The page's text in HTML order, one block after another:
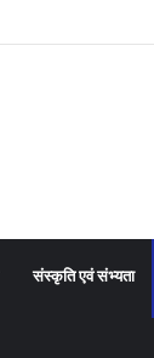
संस्कृति एवं संभ्यता